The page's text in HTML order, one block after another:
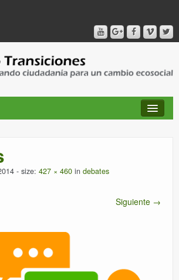
+ TIEMPO DE TRANSICIONES
- size: 427 × 460 in debates
Siguiente →